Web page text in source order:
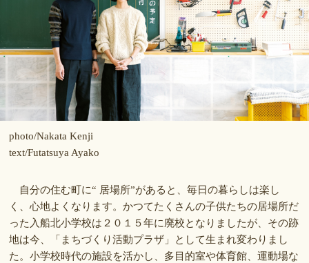
photo/Nakata Kenji
text/Futatsuya Ayako
自分の住む町に“ 居場所”があると、毎日の暮らしは楽し
く、心地よくなります。かつてたくさんの子供たちの居場所だ
った入船北小学校は２０１５年に廃校となりましたが、その跡
地は今、「まちづくり活動プラザ」として生まれ変わりまし
た。小学校時代の施設を活かし、多目的室や体育館、運動場な